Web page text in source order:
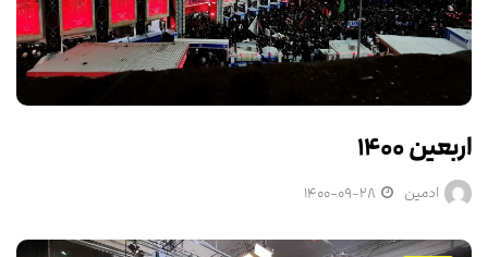
اربعین ۱۴۰۰
ادمین ۱۴۰۰-۰۹-۲۸